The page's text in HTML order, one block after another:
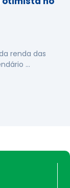
renda das
…